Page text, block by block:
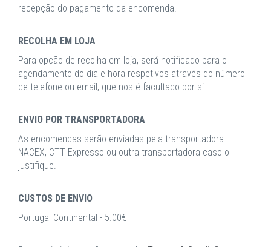
recepção do pagamento da encomenda.
RECOLHA EM LOJA
Para opção de recolha em loja, será notificado para o
agendamento do dia e hora respetivos através do número
de telefone ou email, que nos é facultado por si.
ENVIO POR TRANSPORTADORA
As encomendas serão enviadas pela transportadora
NACEX, CTT Expresso ou outra transportadora caso o
justifique.
CUSTOS DE ENVIO
Portugal Continental - 5.00€